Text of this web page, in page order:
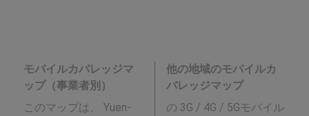
モバイルカバレッジマ
ップ（事業者別）
このマップは、 Yuen-
他の地域のモバイルカ
バレッジマップ
の 3G / 4G / 5Gモバイル